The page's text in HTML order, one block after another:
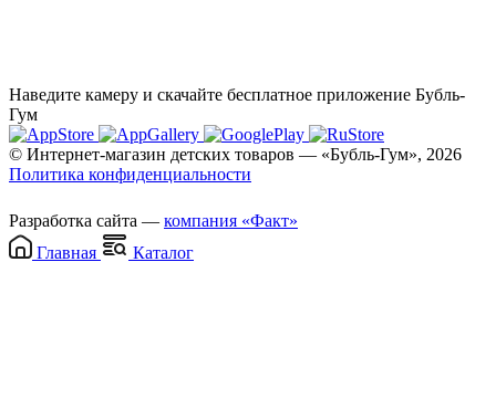
Наведите камеру и скачайте бесплатное приложение Бубль-
Гум
© Интернет-магазин детских товаров — «Бубль-Гум», 2026
Политика конфиденциальности
Разработка сайта — компания «Факт»
Главная
Каталог